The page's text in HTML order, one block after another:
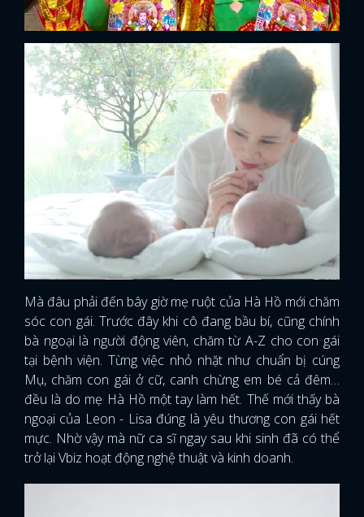
Mà đâu phải đến bây giờ mẹ ruột của Hà Hồ mới chăm
sóc con gái. Trước đây khi cô đang bầu bí, cũng chính
bà ngoại là người động viên, chăm từ A-Z cho con gái
tại bệnh viện. Từng việc nhỏ nhặt như chuẩn bị cúng
Mụ, chăm con gái ở cữ, canh chừng em bé cả đêm…
đều là do mẹ Hà Hồ một tay làm hết. Thế mới thấy bà
ngoại của Leon - Lisa đúng là yêu thương con gái hết
mực. Nhờ vậy mà nữ ca sĩ ngay sau khi sinh đã có thể
trở lại Vbiz hoạt động nghệ thuật và kinh doanh.